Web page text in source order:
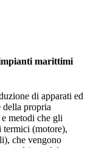
marittimi
di apparati ed
propria
metodi che gli
termici (motore),
che vengono